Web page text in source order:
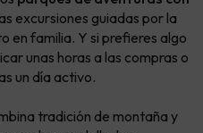
excursiones guiadas por la
en familia. Y si prefieres algo
unas horas a las compras o
un día activo.
tradición de montaña y